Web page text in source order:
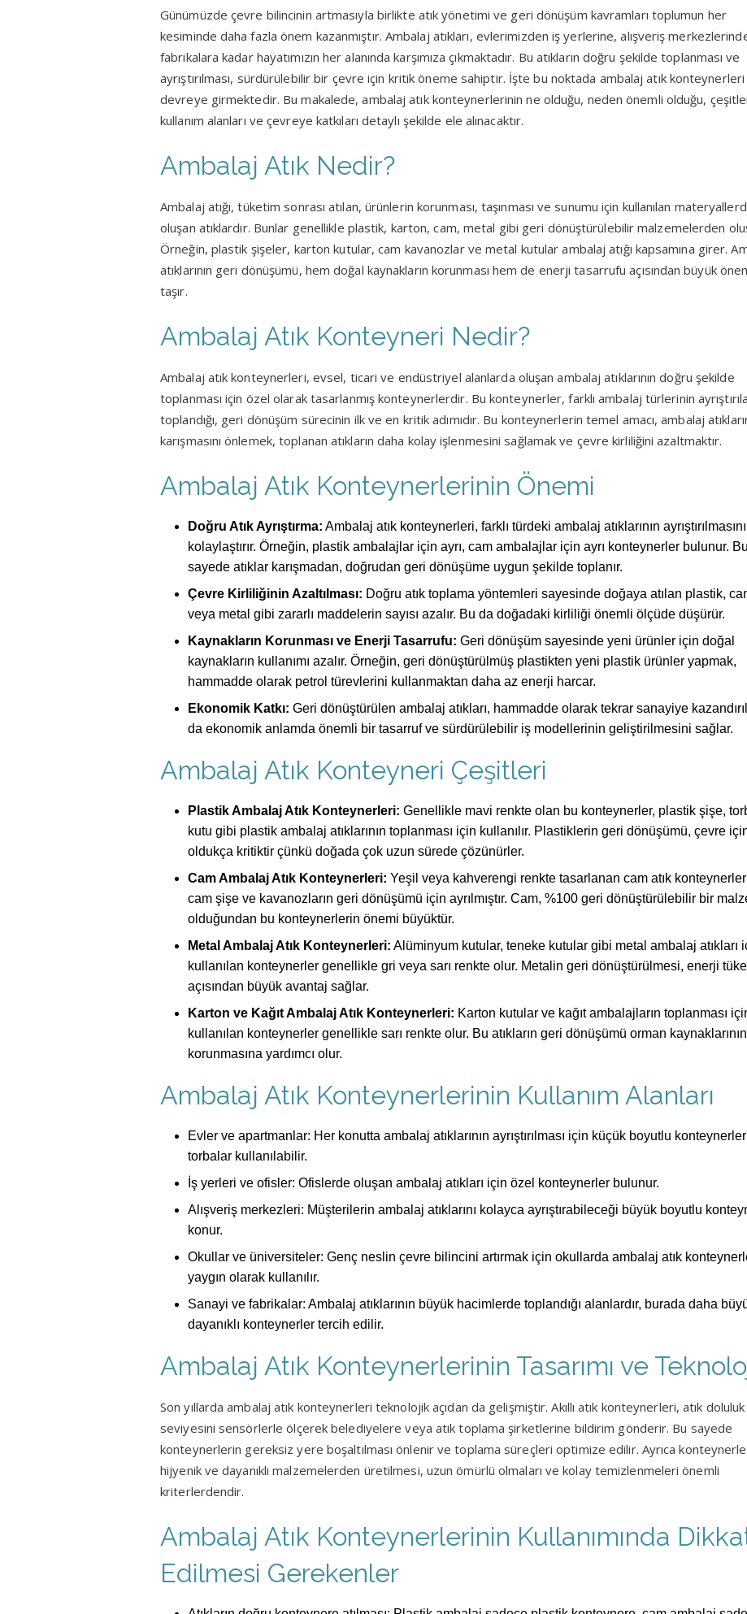
Günümüzde çevre bilincinin artmasıyla birlikte atık yönetimi ve geri dönüşüm kavramları toplumun her
kesiminde daha fazla önem kazanmıştır. Ambalaj atıkları, evlerimizden iş yerlerine, alışveriş
fabrikalara kadar hayatımızın her alanında karşımıza çıkmaktadır. Bu atıkların doğru şekilde toplanması ve
ayrıştırılması, sürdürülebilir bir çevre için kritik öneme sahiptir. İşte bu noktada ambalaj atık konteynerleri
devreye girmektedir. Bu makalede, ambalaj atık konteynerlerinin ne olduğu, neden önemli olduğu,
kullanım alanları ve çevreye katkıları detaylı şekilde ele alınacaktır.
Ambalaj Atık Nedir?
Ambalaj atığı, tüketim sonrası atılan, ürünlerin korunması, taşınması ve sunumu için kullanılan
oluşan atıklardır. Bunlar genellikle plastik, karton, cam, metal gibi geri dönüştürülebilir malzemelerden
Örneğin, plastik şişeler, karton kutular, cam kavanozlar ve metal kutular ambalaj atığı kapsamına girer.
atıklarının geri dönüşümü, hem doğal kaynakların korunması hem de enerji tasarrufu açısından büyük
taşır.
Ambalaj Atık Konteyneri Nedir?
Ambalaj atık konteynerleri, evsel, ticari ve endüstriyel alanlarda oluşan ambalaj atıklarının doğru şekilde
toplanması için özel olarak tasarlanmış konteynerlerdir. Bu konteynerler, farklı ambalaj türlerinin
toplandığı, geri dönüşüm sürecinin ilk ve en kritik adımıdır. Bu konteynerlerin temel amacı, ambalaj
karışmasını önlemek, toplanan atıkların daha kolay işlenmesini sağlamak ve çevre kirliliğini azaltmaktır.
Ambalaj Atık Konteynerlerinin Önemi
Doğru Atık Ayrıştırma: Ambalaj atık konteynerleri, farklı türdeki ambalaj atıklarının ayrıştırılmasını
kolaylaştırır. Örneğin, plastik ambalajlar için ayrı, cam ambalajlar için ayrı konteynerler bulunur. Bu
sayede atıklar karışmadan, doğrudan geri dönüşüme uygun şekilde toplanır.
Çevre Kirliliğinin Azaltılması: Doğru atık toplama yöntemleri sayesinde doğaya atılan plastik,
veya metal gibi zararlı maddelerin sayısı azalır. Bu da doğadaki kirliliği önemli ölçüde düşürür.
Kaynakların Korunması ve Enerji Tasarrufu: Geri dönüşüm sayesinde yeni ürünler için doğal
kaynakların kullanımı azalır. Örneğin, geri dönüştürülmüş plastikten yeni plastik ürünler yapmak,
hammadde olarak petrol türevlerini kullanmaktan daha az enerji harcar.
Ekonomik Katkı: Geri dönüştürülen ambalaj atıkları, hammadde olarak tekrar sanayiye
da ekonomik anlamda önemli bir tasarruf ve sürdürülebilir iş modellerinin geliştirilmesini sağlar.
Ambalaj Atık Konteyneri Çeşitleri
Plastik Ambalaj Atık Konteynerleri: Genellikle mavi renkte olan bu konteynerler, plastik şişe,
kutu gibi plastik ambalaj atıklarının toplanması için kullanılır. Plastiklerin geri dönüşümü, çevre
oldukça kritiktir çünkü doğada çok uzun sürede çözünürler.
Cam Ambalaj Atık Konteynerleri: Yeşil veya kahverengi renkte tasarlanan cam atık
cam şişe ve kavanozların geri dönüşümü için ayrılmıştır. Cam, %100 geri dönüştürülebilir bir
olduğundan bu konteynerlerin önemi büyüktür.
Metal Ambalaj Atık Konteynerleri: Alüminyum kutular, teneke kutular gibi metal ambalaj atıkları
kullanılan konteynerler genellikle gri veya sarı renkte olur. Metalin geri dönüştürülmesi, enerji
açısından büyük avantaj sağlar.
Karton ve Kağıt Ambalaj Atık Konteynerleri: Karton kutular ve kağıt ambalajların toplanması
kullanılan konteynerler genellikle sarı renkte olur. Bu atıkların geri dönüşümü orman kaynaklarının
korunmasına yardımcı olur.
Ambalaj Atık Konteynerlerinin Kullanım Alanları
Evler ve apartmanlar: Her konutta ambalaj atıklarının ayrıştırılması için küçük boyutlu
torbalar kullanılabilir.
İş yerleri ve ofisler: Ofislerde oluşan ambalaj atıkları için özel konteynerler bulunur.
Alışveriş merkezleri: Müşterilerin ambalaj atıklarını kolayca ayrıştırabileceği büyük boyutlu
konur.
Okullar ve üniversiteler: Genç neslin çevre bilincini artırmak için okullarda ambalaj atık
yaygın olarak kullanılır.
Sanayi ve fabrikalar: Ambalaj atıklarının büyük hacimlerde toplandığı alanlardır, burada daha
dayanıklı konteynerler tercih edilir.
Ambalaj Atık Konteynerlerinin Tasarımı ve
Son yıllarda ambalaj atık konteynerleri teknolojik açıdan da gelişmiştir. Akıllı atık konteynerleri, atık doluluk
seviyesini sensörlerle ölçerek belediyelere veya atık toplama şirketlerine bildirim gönderir. Bu sayede
konteynerlerin gereksiz yere boşaltılması önlenir ve toplama süreçleri optimize edilir. Ayrıca
hijyenik ve dayanıklı malzemelerden üretilmesi, uzun ömürlü olmaları ve kolay temizlenmeleri önemli
kriterlerdendir.
Ambalaj Atık Konteynerlerinin Kullanımında
Edilmesi Gerekenler